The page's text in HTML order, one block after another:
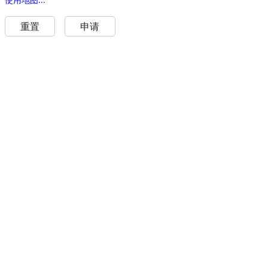
重置 申请